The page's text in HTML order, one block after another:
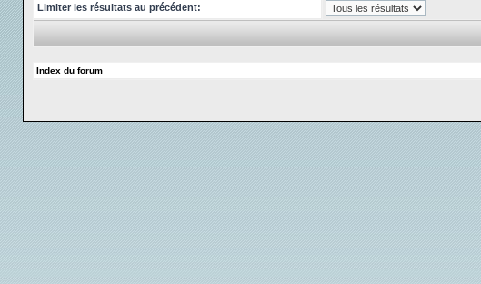
Limiter les résultats au précédent:
Index du forum